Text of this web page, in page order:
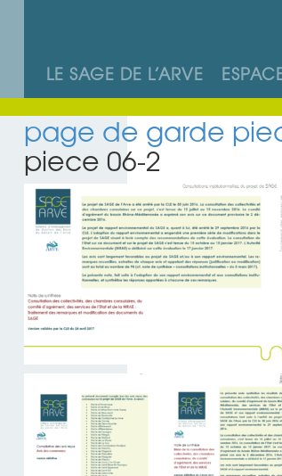
LE SAGE DE L’ARVE
page de garde
piece 06-2